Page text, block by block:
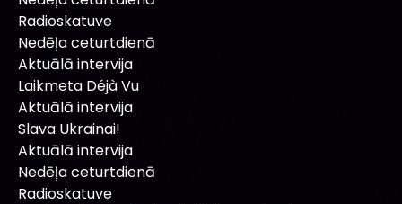
Radioskatuve
Nedēļa ceturtdienā
Aktuālā intervija
Laikmeta Déjà Vu
Aktuālā intervija
Slava Ukrainai!
Aktuālā intervija
Nedēļa ceturtdienā
Radioskatuve